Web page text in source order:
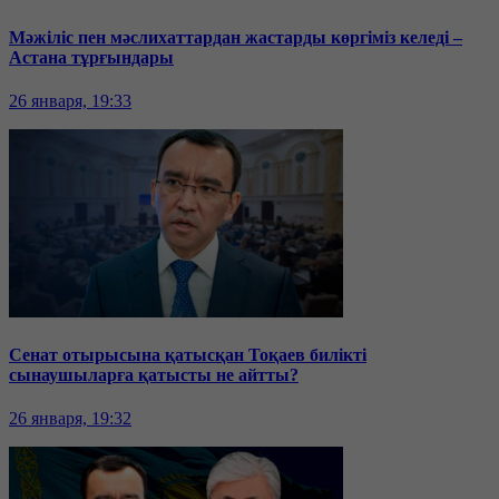
Мәжіліс пен мәслихаттардан жастарды көргіміз келеді –
Астана тұрғындары
26 января, 19:33
Сенат отырысына қатысқан Тоқаев билікті
сынаушыларға қатысты не айтты?
26 января, 19:32